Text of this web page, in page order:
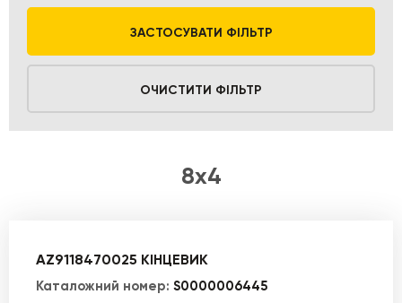
ЗАСТОСУВАТИ ФІЛЬТР
ОЧИСТИТИ ФІЛЬТР
8x4
AZ9118470025 КІНЦЕВИК
Каталожний номер: S0000006445